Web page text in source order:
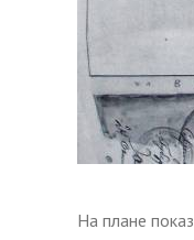
На плане